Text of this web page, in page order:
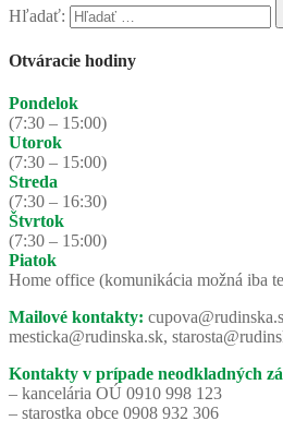
Hľadať:
Otváracie hodiny
Pondelok
(7:30 – 15:00)
Utorok
(7:30 – 15:00)
Streda
(7:30 – 16:30)
Štvrtok
(7:30 – 15:00)
Piatok
Home office (komunikácia možná iba
Mailové kontakty:
mesticka@rudinska.sk,
Kontakty v prípade neodkladných
– kancelária OÚ 0910 998 123
– starostka obce 0908 932 306